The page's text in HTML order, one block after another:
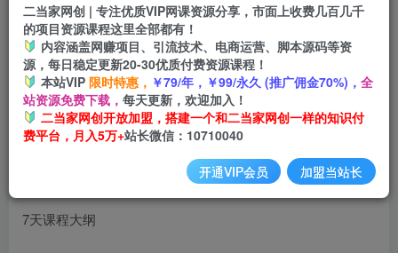
南掌柜·引力魔方拉爆流量班，7天打通你开引力魔方的任督
二脉
7天课程大纲
二当家网创 | 专注优质VIP网课资源分享，市面上收费几百几千
的项目资源课程这里全部都有！
内容涵盖网赚项目、引流技术、电商运营、脚本源码等资
源，每日稳定更新20-30优质付费资源课程！
本站VIP 限时特惠， ￥79/年，￥99/永久 (推广佣金70%)， 全
站资源免费下载， 每天更新，欢迎加入！
二当家网创开放加盟，搭建一个和二当家网创一样的知识付
费平台，月入5万+站长微信：10710040
开通VIP会员 加盟当站长